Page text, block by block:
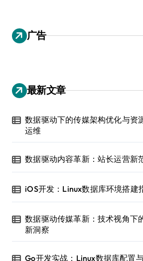
广告
最新文章
数据驱动下的传媒架构优化与资
运维
数据驱动内容革新：站长运营新
iOS开发：Linux数据库环境搭建
数据驱动传媒革新：技术视角下
新洞察
Go开发实战：Linux数据库配置